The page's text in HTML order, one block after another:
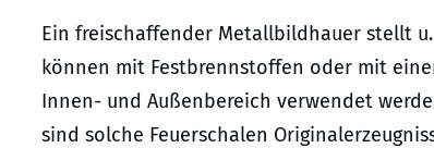
Ein freischaffender Metallbildhauer stellt
können mit Festbrennstoffen oder mit
Innen- und Außenbereich verwendet
sind solche Feuerschalen